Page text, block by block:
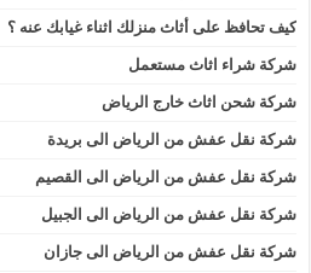
كيف تحافظ على أثاث منزلك اثناء غيابك عنه ؟
شركة شراء اثاث مستعمل
شركة شحن اثاث خارج الرياض
شركة نقل عفش من الرياض الى بريدة
شركة نقل عفش من الرياض الى القصيم
شركة نقل عفش من الرياض الى الجبيل
شركة نقل عفش من الرياض الى جازان